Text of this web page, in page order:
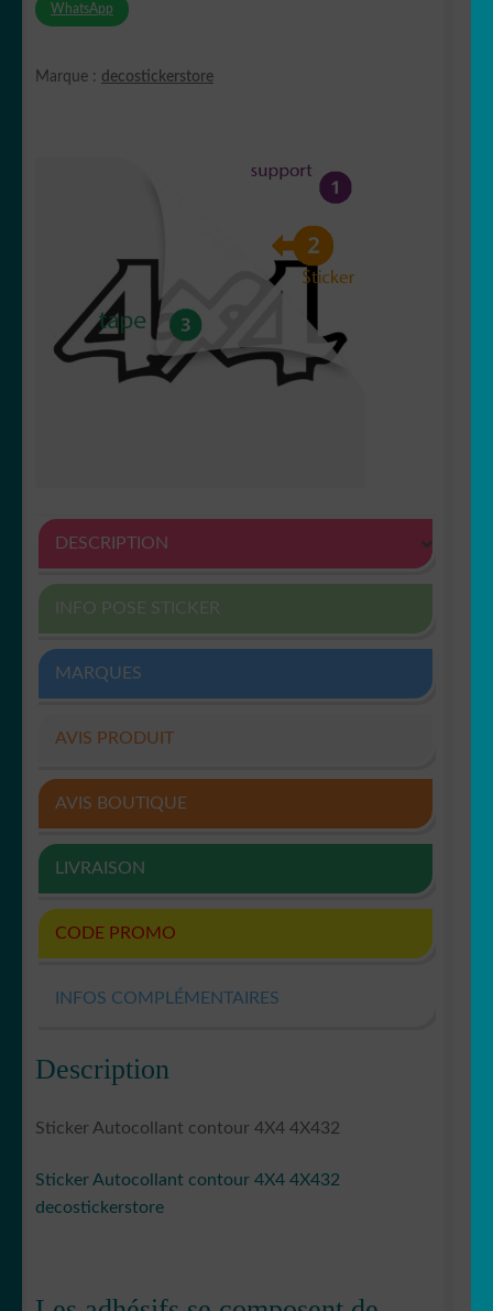
WhatsApp
Marque : decostickerstore
DESCRIPTION
INFO POSE STICKER
MARQUES
AVIS PRODUIT
AVIS BOUTIQUE
LIVRAISON
CODE PROMO
INFOS COMPLÉMENTAIRES
Description
Sticker Autocollant contour 4X4 4X432
Sticker Autocollant contour 4X4 4X432
decostickerstore